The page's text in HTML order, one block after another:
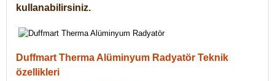
kullanabilirsiniz.
Duffmart Therma Alüminyum Radyatör Teknik
özellikleri